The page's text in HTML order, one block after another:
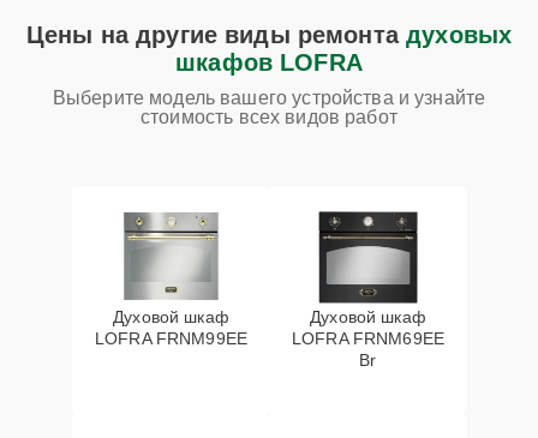
Цены на другие виды ремонтадуховых
шкафов LOFRA
Выберите модель вашего устройства и узнайте
стоимость всех видов работ
Духовой шкаф
LOFRA FRNM99EE
Духовой шкаф
LOFRA FRNM69EE
Br